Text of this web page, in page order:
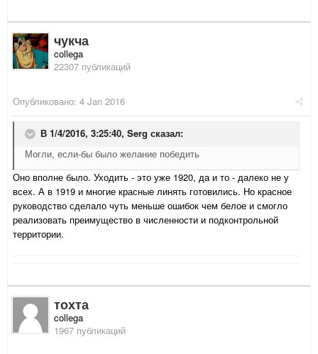
чукча
collega
22307 публикаций
Опубликовано: 4 Jan 2016
В 1/4/2016, 3:25:40, Serg сказал:
Могли, если-бы было желание победить
Оно вполне было. Уходить - это уже 1920, да и то - далеко не у
всех. А в 1919 и многие красные линять готовились. Но красное
руководство сделало чуть меньше ошибок чем белое и смогло
реализовать преимущество в численности и подконтрольной
территории.
тохта
collega
1967 публикаций